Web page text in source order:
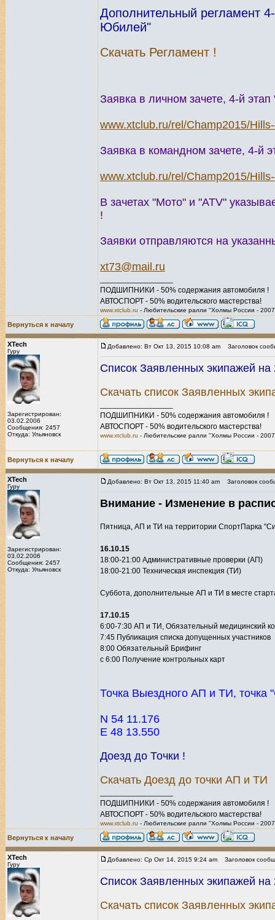
Дополнительный регламент
Юбилей"
Скачать Регламент !
Заявка в личном зачете, 4-й
www.xtclub.ru/rel/Champ2015/
Заявка в командном зачете, 4-
www.xtclub.ru/rel/Champ2015/
В зачетах "Мото" и "ATV"
!
Заявки отправляются на
xt73@mail.ru
ПОДШИПНИКИ - 50% содержания автомобиля !
АВТОСПОРТ - 50% водительского мастерства!
www.xtclub.ru - Любительские ралли "Холмы России -
Вернуться к началу
XTech
Гуру
Зарегистрирован:
03.02.2006
Сообщения: 2457
Откуда: Ульяновск
Добавлено: Вт Окт 13, 2015 10:08 am Заголовок
Список Заявленных экипажей на
Скачать список Заявленных
ПОДШИПНИКИ - 50% содержания автомобиля !
АВТОСПОРТ - 50% водительского мастерства!
www.xtclub.ru - Любительские ралли "Холмы России -
Вернуться к началу
XTech
Гуру
Зарегистрирован:
03.02.2006
Сообщения: 2457
Откуда: Ульяновск
Добавлено: Вт Окт 13, 2015 11:40 am Заголовок
Внимание - Изменение в
Пятница, АП и ТИ на территории СпортПарка
16.10.15
18:00-21:00 Административные проверки (АП)
18:00-21:00 Техническая инспекция (ТИ)
Суббота, дополнительные АП и ТИ в месте
17.10.15
6:00-7:30 АП и ТИ, Обязательный медицинский
7:45 Публикация списка допущенных участников
8:00 Обязательный Брифинг
с 6:00 Получение контрольных карт
Точка Выездного АП и ТИ, точка
N 54 11.176
E 48 13.550
Доезд до Точки !
Скачать Доезд до точки АП и ТИ
ПОДШИПНИКИ - 50% содержания автомобиля !
АВТОСПОРТ - 50% водительского мастерства!
www.xtclub.ru - Любительские ралли "Холмы России -
Вернуться к началу
XTech
Гуру
Добавлено: Ср Окт 14, 2015 9:24 am Заголовок
Список Заявленных экипажей на
Скачать список Заявленных